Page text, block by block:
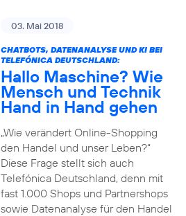
03. Mai 2018
CHATBOTS, DATENANALYSE UND KI BEI
TELEFÓNICA DEUTSCHLAND:
Hallo Maschine? Wie
Mensch und Technik
Hand in Hand gehen
„Wie verändert Online-Shopping
den Handel und unser Leben?“
Diese Frage stellt sich auch
Telefónica Deutschland, denn mit
fast 1.000 Shops und Partnershops
sowie Datenanalyse für den Handel